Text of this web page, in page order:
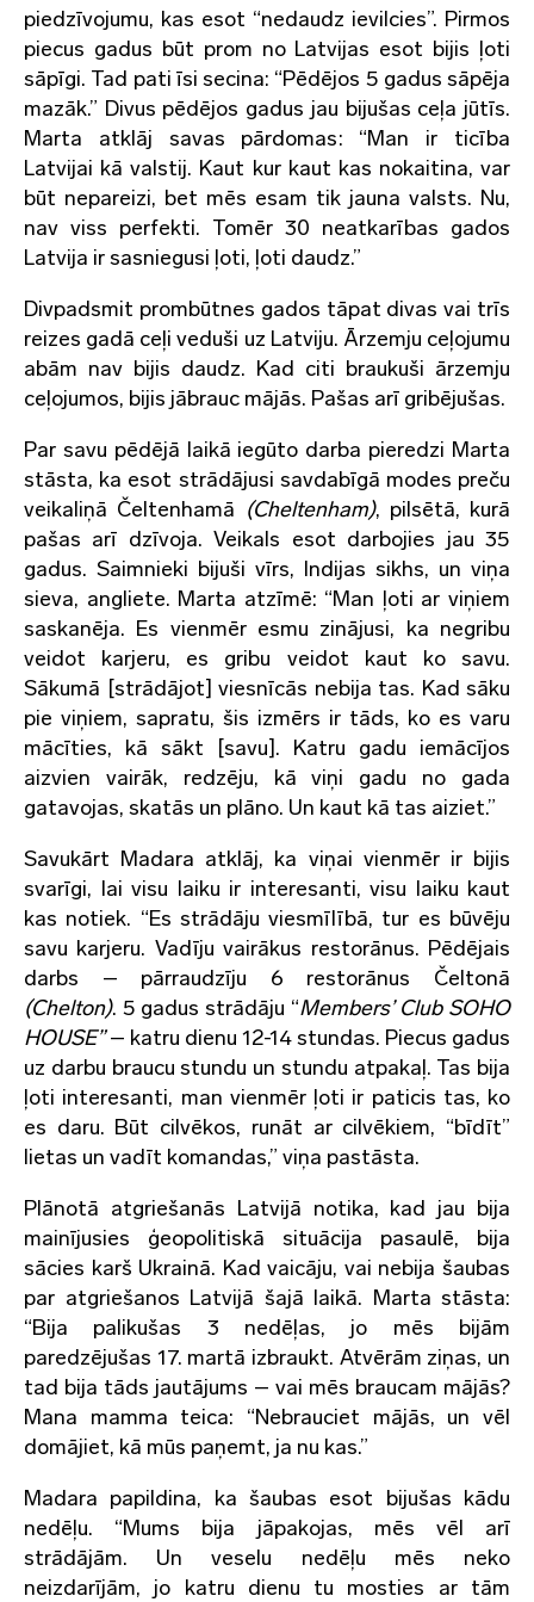
piedzīvojumu, kas esot “nedaudz ievilcies”. Pirmos
piecus gadus būt prom no Latvijas esot bijis ļoti
sāpīgi. Tad pati īsi secina: “Pēdējos 5 gadus sāpēja
mazāk.” Divus pēdējos gadus jau bijušas ceļa jūtīs.
Marta atklāj savas pārdomas: “Man ir ticība
Latvijai kā valstij. Kaut kur kaut kas nokaitina, var
būt nepareizi, bet mēs esam tik jauna valsts. Nu,
nav viss perfekti. Tomēr 30 neatkarības gados
Latvija ir sasniegusi ļoti, ļoti daudz.”
Divpadsmit prombūtnes gados tāpat divas vai trīs
reizes gadā ceļi veduši uz Latviju. Ārzemju ceļojumu
abām nav bijis daudz. Kad citi braukuši ārzemju
ceļojumos, bijis jābrauc mājās. Pašas arī gribējušas.
Par savu pēdējā laikā iegūto darba pieredzi Marta
stāsta, ka esot strādājusi savdabīgā modes preču
veikaliņā Čeltenhamā (Cheltenham), pilsētā, kurā
pašas arī dzīvoja. Veikals esot darbojies jau 35
gadus. Saimnieki bijuši vīrs, Indijas sikhs, un viņa
sieva, angliete. Marta atzīmē: “Man ļoti ar viņiem
saskanēja. Es vienmēr esmu zinājusi, ka negribu
veidot karjeru, es gribu veidot kaut ko savu.
Sākumā [strādājot] viesnīcās nebija tas. Kad sāku
pie viņiem, sapratu, šis izmērs ir tāds, ko es varu
mācīties, kā sākt [savu]. Katru gadu iemācījos
aizvien vairāk, redzēju, kā viņi gadu no gada
gatavojas, skatās un plāno. Un kaut kā tas aiziet.”
Savukārt Madara atklāj, ka viņai vienmēr ir bijis
svarīgi, lai visu laiku ir interesanti, visu laiku kaut
kas notiek. “Es strādāju viesmīlībā, tur es būvēju
savu karjeru. Vadīju vairākus restorānus. Pēdējais
darbs – pārraudzīju 6 restorānus Čeltonā
(Chelton). 5 gadus strādāju “Members’ Club SOHO
HOUSE”– katru dienu 12-14 stundas. Piecus gadus
uz darbu braucu stundu un stundu atpakaļ. Tas bija
ļoti interesanti, man vienmēr ļoti ir paticis tas, ko
es daru. Būt cilvēkos, runāt ar cilvēkiem, “bīdīt”
lietas un vadīt komandas,” viņa pastāsta.
Plānotā atgriešanās Latvijā notika, kad jau bija
mainījusies ģeopolitiskā situācija pasaulē, bija
sācies karš Ukrainā. Kad vaicāju, vai nebija šaubas
par atgriešanos Latvijā šajā laikā. Marta stāsta:
“Bija palikušas 3 nedēļas, jo mēs bijām
paredzējušas 17. martā izbraukt. Atvērām ziņas, un
tad bija tāds jautājums – vai mēs braucam mājās?
Mana mamma teica: “Nebrauciet mājās, un vēl
domājiet, kā mūs paņemt, ja nu kas.”
Madara papildina, ka šaubas esot bijušas kādu
nedēļu. “Mums bija jāpakojas, mēs vēl arī
strādājām. Un veselu nedēļu mēs neko
neizdarījām, jo katru dienu tu mosties ar tām